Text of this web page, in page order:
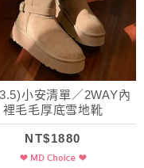
小安清單／2WAY內
裡毛毛厚底雪地靴
NT$1880